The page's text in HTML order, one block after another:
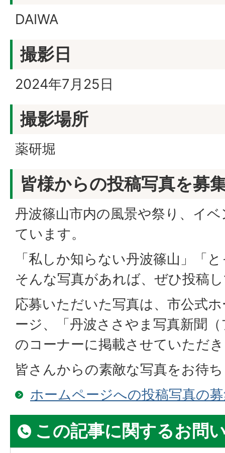
DAIWA
撮影日
2024年7月25日
撮影場所
薬研堀
皆様からの投稿写真を募
丹波篠山市内の風景や祭り、イ
ています。
「私しか知らない丹波篠山」「
そんな写真があれば、ぜひ投稿
応募いただいた写真は、市公式
ージ、「丹波ささやま写真新聞
のコーナーに掲載させていただ
皆さんからの素敵な写真をお待
ホームページへの投稿写真の
この記事に関するお問